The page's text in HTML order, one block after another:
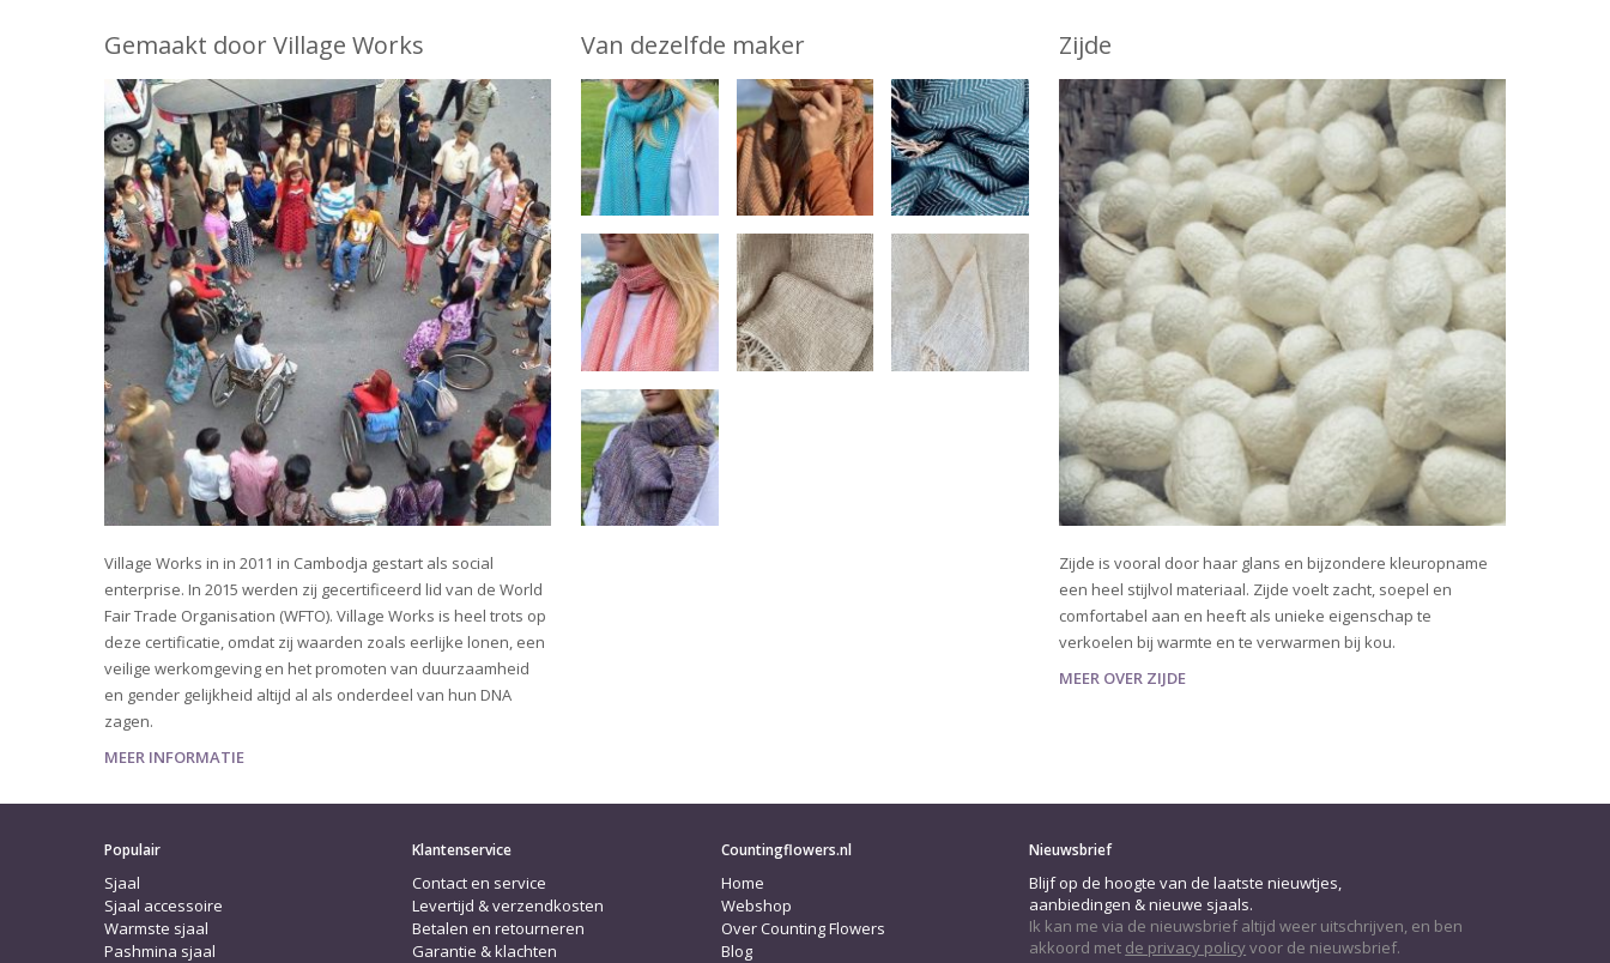
Gemaakt door Village Works
Village Works in in 2011 in Cambodja gestart als social
enterprise. In 2015 werden zij gecertificeerd lid van de World
Fair Trade Organisation (WFTO). Village Works is heel trots op
deze certificatie, omdat zij waarden zoals eerlijke lonen, een
veilige werkomgeving en het promoten van duurzaamheid
en gender gelijkheid altijd al als onderdeel van hun DNA
zagen.
MEER INFORMATIE
Van dezelfde maker Zijde
Zijde is vooral door haar glans en bijzondere kleuropname
een heel stijlvol materiaal. Zijde voelt zacht, soepel en
comfortabel aan en heeft als unieke eigenschap te
verkoelen bij warmte en te verwarmen bij kou.
MEER OVER ZIJDE
Populair
Sjaal
Sjaal accessoire
Warmste sjaal
Pashmina sjaal
Klantenservice
Contact en service
Levertijd & verzendkosten
Betalen en retourneren
Garantie & klachten
Countingflowers.nl
Home
Webshop
Over Counting Flowers
Blog
Nieuwsbrief
Blijf op de hoogte van de laatste nieuwtjes,
aanbiedingen & nieuwe sjaals.
Ik kan me via de nieuwsbrief altijd weer uitschrijven, en ben
akkoord met de privacy policyvoor de nieuwsbrief.